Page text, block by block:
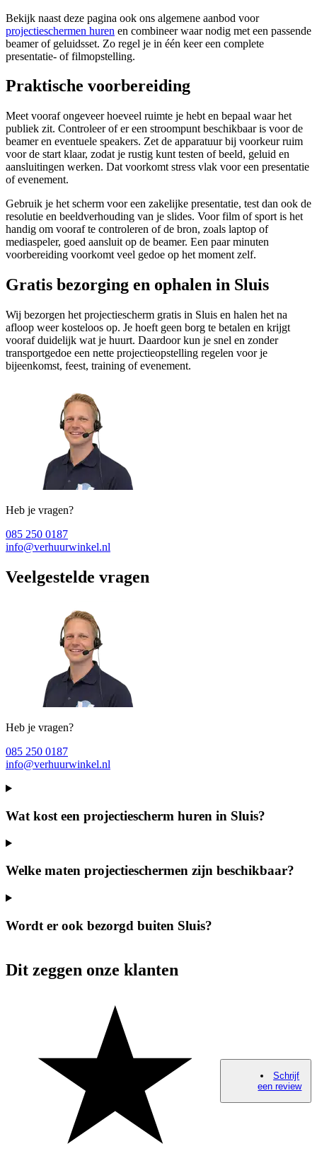
Bekijk naast deze pagina ook ons algemene aanbod voor
projectieschermen huren en combineer waar nodig met een passende
beamer of geluidsset. Zo regel je in één keer een complete
presentatie- of filmopstelling.
Praktische voorbereiding
Meet vooraf ongeveer hoeveel ruimte je hebt en bepaal waar het
publiek zit. Controleer of er een stroompunt beschikbaar is voor de
beamer en eventuele speakers. Zet de apparatuur bij voorkeur ruim
voor de start klaar, zodat je rustig kunt testen of beeld, geluid en
aansluitingen werken. Dat voorkomt stress vlak voor een presentatie
of evenement.
Gebruik je het scherm voor een zakelijke presentatie, test dan ook de
resolutie en beeldverhouding van je slides. Voor film of sport is het
handig om vooraf te controleren of de bron, zoals laptop of
mediaspeler, goed aansluit op de beamer. Een paar minuten
voorbereiding voorkomt veel gedoe op het moment zelf.
Gratis bezorging en ophalen in Sluis
Wij bezorgen het projectiescherm gratis in Sluis en halen het na
afloop weer kosteloos op. Je hoeft geen borg te betalen en krijgt
vooraf duidelijk wat je huurt. Daardoor kun je snel en zonder
transportgedoe een nette projectieopstelling regelen voor je
bijeenkomst, feest, training of evenement.
Heb je vragen?
085 250 0187
info@verhuurwinkel.nl
Veelgestelde vragen
Heb je vragen?
085 250 0187
info@verhuurwinkel.nl
Wat kost een projectiescherm huren in Sluis?
Welke maten projectieschermen zijn beschikbaar?
Wordt er ook bezorgd buiten Sluis?
Dit zeggen onze klanten
Schrijf
een review